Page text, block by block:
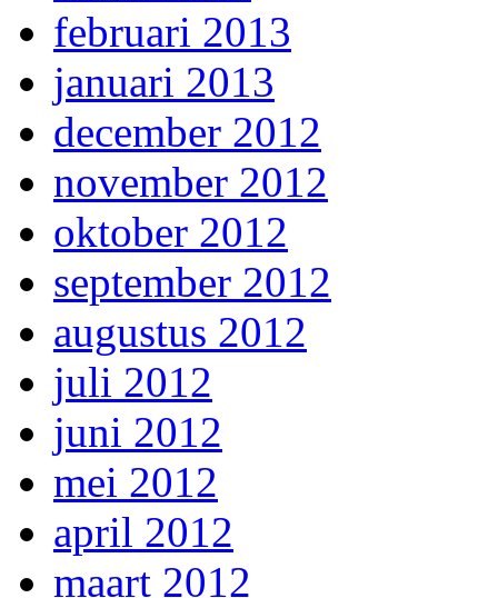
februari 2013
januari 2013
december 2012
november 2012
oktober 2012
september 2012
augustus 2012
juli 2012
juni 2012
mei 2012
april 2012
maart 2012